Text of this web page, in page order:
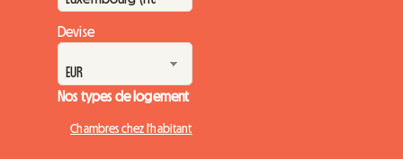
Devise
Nos types de logement
Chambres chez l'habitant